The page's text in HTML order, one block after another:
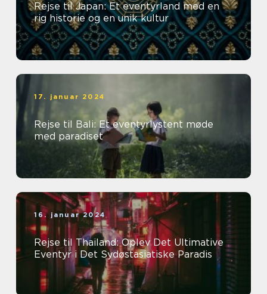
Rejse til Japan: Et eventyrland med en
rig historie og en unik kultur
17. januar 2024
Rejse til Bali: Et eventyrlystent møde
med paradiset
16. januar 2024
Rejse til Thailand: Oplev Det Ultimative
Eventyr i Det Sydøstasiatiske Paradis